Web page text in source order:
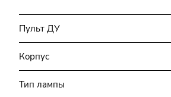
Пульт ДУ
Корпус
Тип лампы